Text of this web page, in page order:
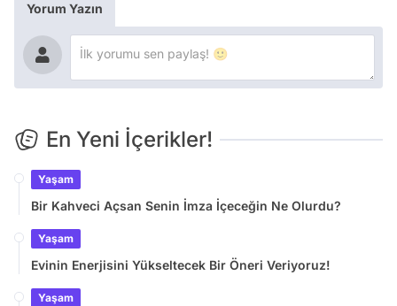
Yorum Yazın
En Yeni İçerikler!
Yaşam
Bir Kahveci Açsan Senin İmza İçeceğin Ne Olurdu?
Yaşam
Evinin Enerjisini Yükseltecek Bir Öneri Veriyoruz!
Yaşam